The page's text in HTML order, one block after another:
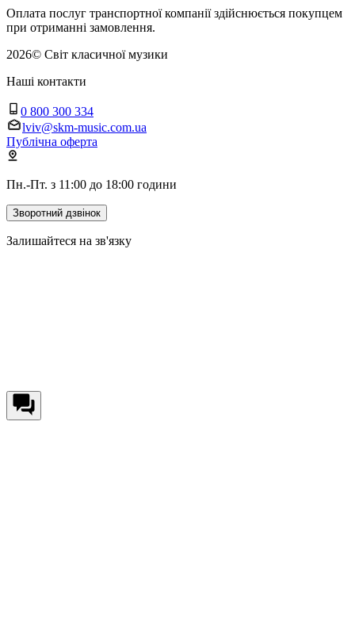
Оплата послуг транспортної компанії здійснюється покупцем
при отриманні замовлення.
2026© Світ класичної музики
Наші контакти
0 800 300 334
lviv@skm-music.com.ua
Публічна оферта
Пн.-Пт. з 11:00 до 18:00 години
Зворотний дзвінок
Залишайтеся на зв'язку